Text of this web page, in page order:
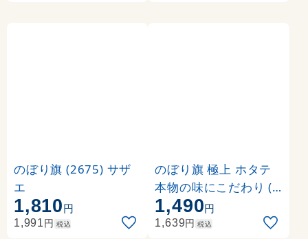
のぼり旗 (2675) サザ
エ
1,810円
1,991円 税込
のぼり旗 極上 ホタテ
本物の味にこだわり (S
NB-1534)
1,490円
1,639円 税込